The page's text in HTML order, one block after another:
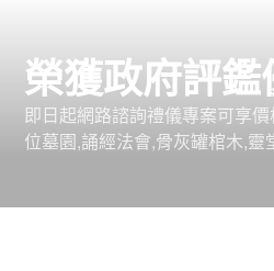
榮獲政府評
即日起網路諮詢禮儀專案可享
位墓園,誦經法會,骨灰罐棺木,靈